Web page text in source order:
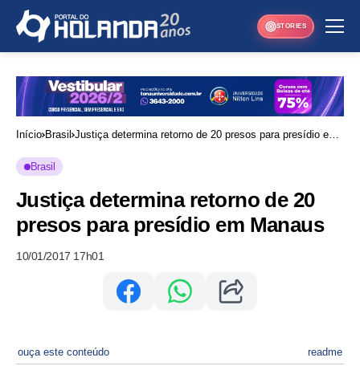
STORIES
Início Brasil Justiça determina retorno de 20 presos para presídio em
Brasil
Justiça determina retorno de 20
presos para presídio em Manaus
10/01/2017 17h01
ouça este conteúdo readme